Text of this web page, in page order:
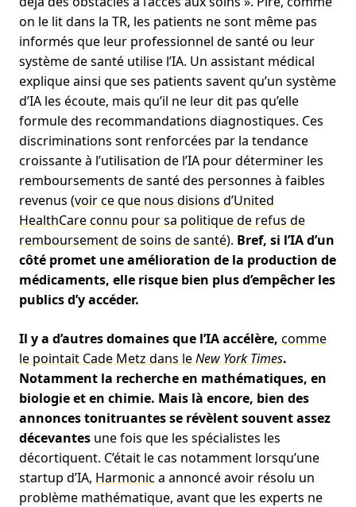
on le lit dans la TR, les patients ne sont même pas
informés que leur professionnel de santé ou leur
système de santé utilise l’IA. Un assistant médical
explique ainsi que ses patients savent qu’un système
d’IA les écoute, mais qu’il ne leur dit pas qu’elle
formule des recommandations diagnostiques. Ces
discriminations sont renforcées par la tendance
croissante à l’utilisation de l’IA pour déterminer les
remboursements de santé des personnes à faibles
revenus (voir ce que nous disions d’United
HealthCare connu pour sa politique de refus de
remboursement de soins de santé). Bref, si l’IA d’un
côté promet une amélioration de la production de
médicaments, elle risque bien plus d’empêcher les
publics d’y accéder.
Il y a d’autres domaines que l’IA accélère, comme
le pointait Cade Metz dans leNew York Times.
Notamment la recherche en mathématiques, en
biologie et en chimie. Mais là encore, bien des
annonces tonitruantes se révèlent souvent assez
décevantes une fois que les spécialistes les
décortiquent. C’était le cas notamment lorsqu’une
startup d’IA, Harmonic a annoncé avoir résolu un
problème mathématique, avant que les experts ne